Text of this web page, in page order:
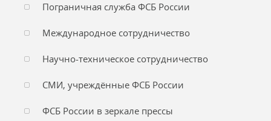
Пограничная служба ФСБ России
Международное сотрудничество
Научно-техническое сотрудничество
СМИ, учреждённые ФСБ России
ФСБ России в зеркале прессы